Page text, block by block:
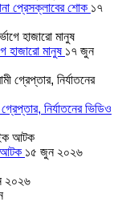
প্রেসক্লাবের শোক ১৭
হাজারো মানুষ ১৭ জুন
নির্যাতনের ভিডিও
আটক ১৫ জুন ২০২৬
২০২৬